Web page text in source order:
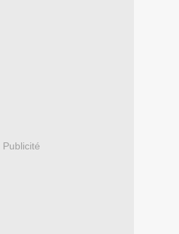
Publicité